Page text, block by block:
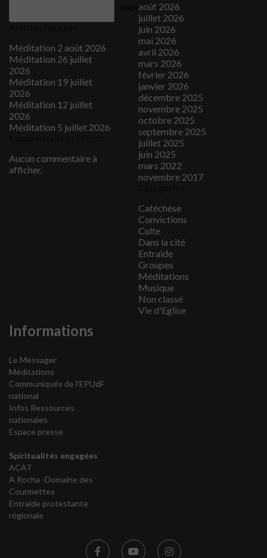
Rechercher
Méditation 2 août 2026
Méditation 26 juillet
2026
Méditation 19 juillet
2026
Méditation 12 juillet
2026
Méditation 5 juillet 2026
Aucun commentaire à
afficher.
août 2026
juillet 2026
juin 2026
mai 2026
avril 2026
mars 2026
février 2026
janvier 2026
décembre 2025
novembre 2025
octobre 2025
septembre 2025
juillet 2025
juin 2025
mars 2022
novembre 2017
Catéchèse
Convictions
Culte
Dans la cité
Entraide
Groupes
Méditations
Musique
Non classé
Vie d'Eglise
Informations
Le Messager
Méditations
Communiqués de l’EPUdF
national
Infos Ressources
nationales
Espace presse
Spiritualités engagées
ACAT
A Rocha -Domaine des
Courmettes
Entraide protestante
régionale